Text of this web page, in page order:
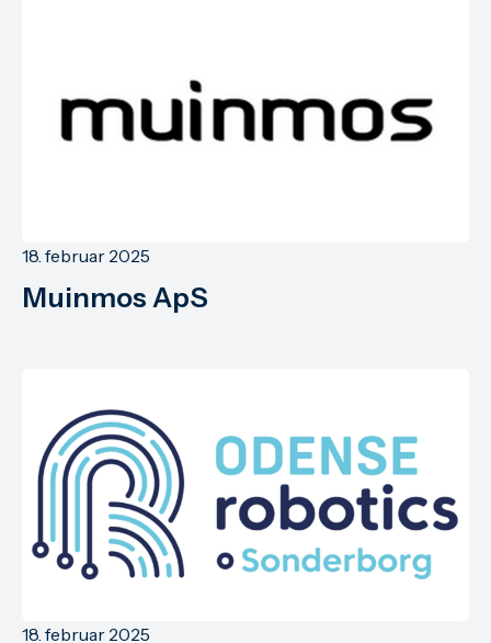
Muinmos ApS
18. februar 2025
18. februar 2025